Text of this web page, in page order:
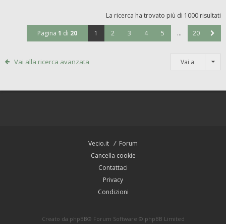
La ricerca ha trovato più di 1000 risultati
Pagina 1 di 20 1 2 3 4 5 … 20
Vai alla ricerca avanzata Vai a
Vecio.it
Forum
Cancella cookie
Contattaci
Privacy
Condizioni
Creato da phpBB® Forum Software © phpBB Limited